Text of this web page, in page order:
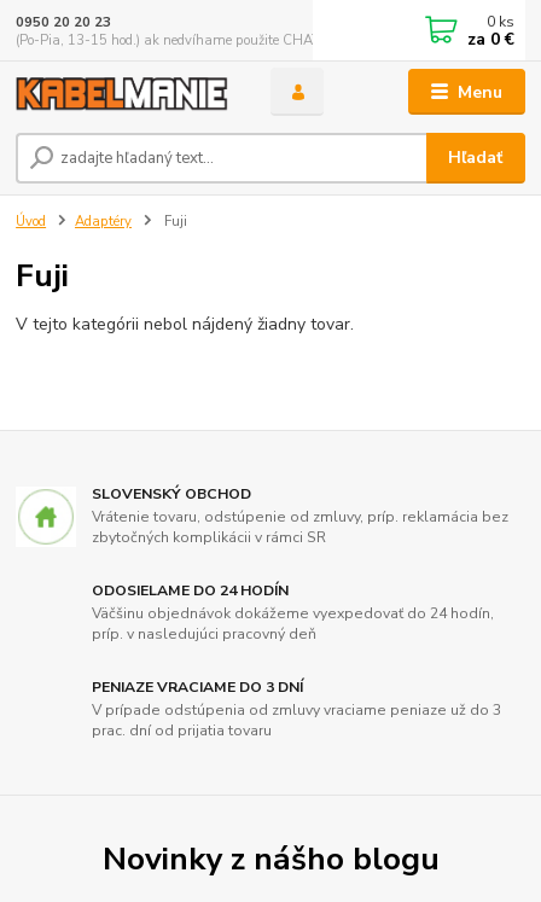
Menu
Hľadať
0950 20 20 23
(Po-Pia, 13-15 hod.) ak nedvíhame použite CHATBOX
0 ks
za 0 €
Úvod Adaptéry Fuji
Fuji
V tejto kategórii nebol nájdený žiadny tovar.
SLOVENSKÝ OBCHOD
Vrátenie tovaru, odstúpenie od zmluvy, príp. reklamácia bez
zbytočných komplikácii v rámci SR
ODOSIELAME DO 24 HODÍN
Väčšinu objednávok dokážeme vyexpedovať do 24 hodín,
príp. v nasledujúci pracovný deň
PENIAZE VRACIAME DO 3 DNÍ
V prípade odstúpenia od zmluvy vraciame peniaze už do 3
prac. dní od prijatia tovaru
Novinky z nášho blogu